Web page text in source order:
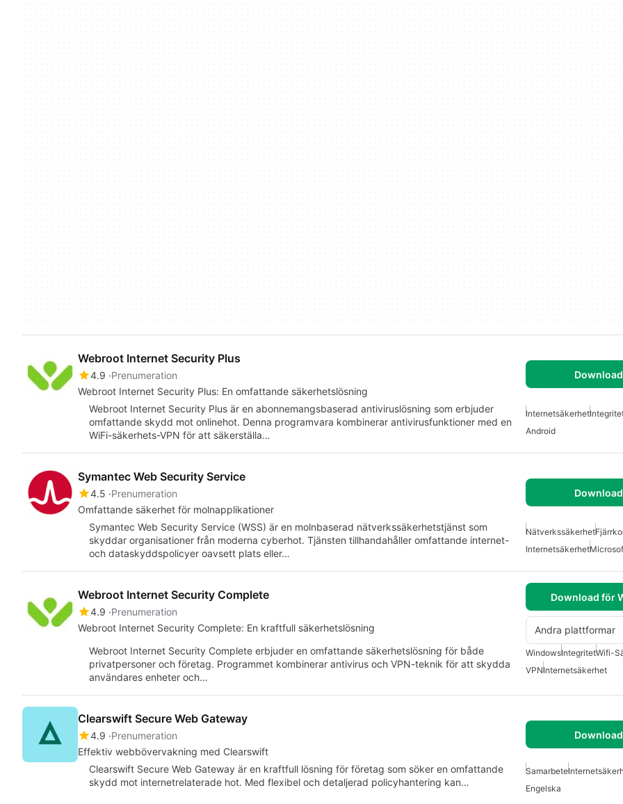
Webroot Internet Security Plus
4.9 Prenumeration
Webroot Internet Security Plus: En omfattande säkerhetslösning
Webroot Internet Security Plus är en abonnemangsbaserad antiviruslösning som erbjuder
omfattande skydd mot onlinehot. Denna programvara kombinerar antivirusfunktioner med en
WiFi-säkerhets-VPN för att säkerställa…
Internetsäkerhet
Android
Symantec Web Security Service
4.5 Prenumeration
Omfattande säkerhet för molnapplikationer
Symantec Web Security Service (WSS) är en molnbaserad nätverkssäkerhetstjänst som
skyddar organisationer från moderna cyberhot. Tjänsten tillhandahåller omfattande internet-
och dataskyddspolicyer oavsett plats eller…
Nätverkssäkerhet
Internetsäkerhet
Webroot Internet Security Complete
4.9 Prenumeration
Webroot Internet Security Complete: En kraftfull säkerhetslösning
Download för
Andra plattformar
Webroot Internet Security Complete erbjuder en omfattande säkerhetslösning för både
privatpersoner och företag. Programmet kombinerar antivirus och VPN-teknik för att skydda
användares enheter och…
WindowsIntegritetWifi-
VPNInternetsäkerhet
Clearswift Secure Web Gateway
4.9 Prenumeration
Effektiv webbövervakning med Clearswift
Clearswift Secure Web Gateway är en kraftfull lösning för företag som söker en omfattande
skydd mot internetrelaterade hot. Med flexibel och detaljerad policyhantering kan…
Samarbete
Engelska